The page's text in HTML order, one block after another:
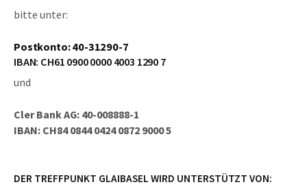
bitte unter:
Postkonto: 40-31290-7
IBAN: CH61 0900 0000 4003 1290 7
und
Cler Bank AG: 40-008888-1
IBAN: CH84 0844 0424 0872 9000 5
DER TREFFPUNKT GLAIBASEL WIRD UNTERSTÜTZT VON: